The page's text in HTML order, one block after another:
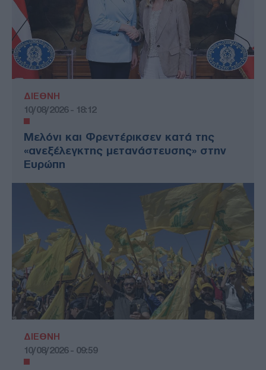
ΔΙΕΘΝΗ
10/08/2026 - 18:12
Μελόνι και Φρεντέρικσεν κατά της
«ανεξέλεγκτης μετανάστευσης» στην
Ευρώπη
ΔΙΕΘΝΗ
10/08/2026 - 09:59